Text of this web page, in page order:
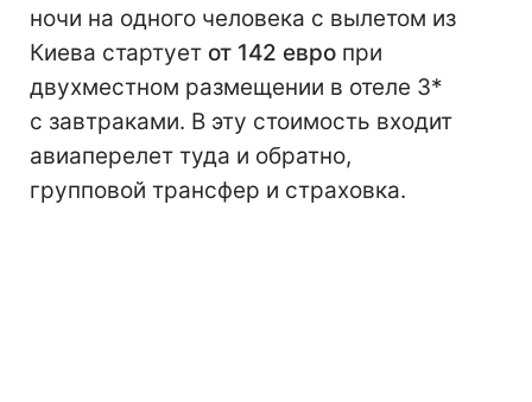
ночи на одного человека с вылетом из
Киева стартует от 142 евро при
двухместном размещении в отеле 3*
с завтраками. В эту стоимость входит
авиаперелет туда и обратно,
групповой трансфер и страховка.